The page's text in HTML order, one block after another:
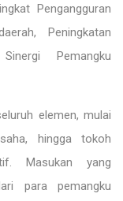
Pengangguran
Peningkatan
Pemangku
elemen, mulai
hingga tokoh
Masukan yang
para pemangku